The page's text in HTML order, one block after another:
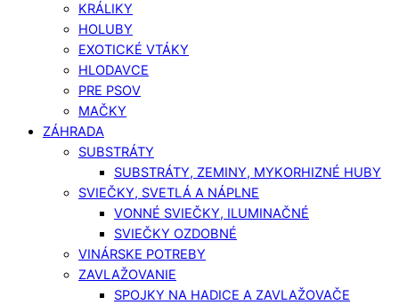
KRÁLIKY
HOLUBY
EXOTICKÉ VTÁKY
HLODAVCE
PRE PSOV
MAČKY
ZÁHRADA
SUBSTRÁTY
SUBSTRÁTY, ZEMINY, MYKORHIZNÉ HUBY
SVIEČKY, SVETLÁ A NÁPLNE
VONNÉ SVIEČKY, ILUMINAČNÉ
SVIEČKY OZDOBNÉ
VINÁRSKE POTREBY
ZAVLAŽOVANIE
SPOJKY NA HADICE A ZAVLAŽOVAČE